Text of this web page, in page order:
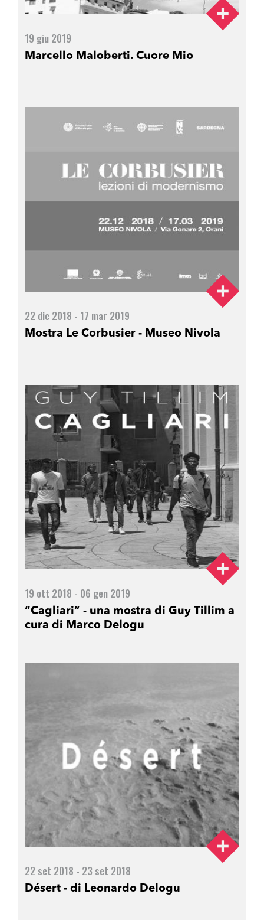
19 giu 2019
Marcello Maloberti. Cuore Mio
22 dic 2018 - 17 mar 2019
Mostra Le Corbusier - Museo Nivola
19 ott 2018 - 06 gen 2019
“Cagliari” - una mostra di Guy Tillim a
cura di Marco Delogu
22 set 2018 - 23 set 2018
Désert - di Leonardo Delogu